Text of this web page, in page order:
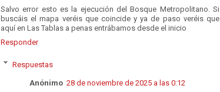
Salvo error esto es la ejecución del Bosque Metropolitano. Si
buscáis el mapa veréis que coincide y ya de paso veréis que
aquí en Las Tablas a penas entrábamos desde el inicio
Responder
Respuestas
Anónimo 28 de noviembre de 2025 a las 0:12